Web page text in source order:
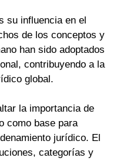
su influencia en el
de los conceptos y
han sido adoptados
contribuyendo a la
global.
la importancia de
como base para
jurídico. El
categorías y